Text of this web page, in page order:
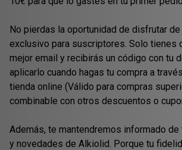
No pierdas la oportunidad de disfrutar
exclusivo para suscriptores. Solo tienes
mejor email y recibirás un código con tu
aplicarlo cuando hagas tu compra a
tienda online (Válido para compras
combinable con otros descuentos o
Además, te mantendremos informado
y novedades de Alkiolid. Porque tu